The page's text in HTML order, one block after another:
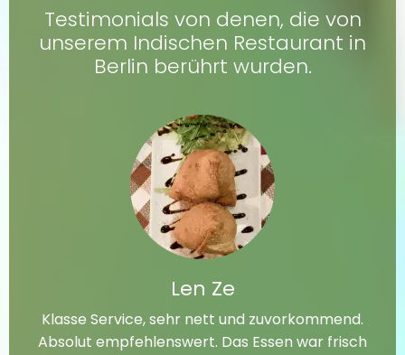
Testimonials von denen, die von
unserem Indischen Restaurant in
Berlin berührt wurden.
Len Ze
Klasse Service, sehr nett und zuvorkommend.
Absolut empfehlenswert. Das Essen war frisch